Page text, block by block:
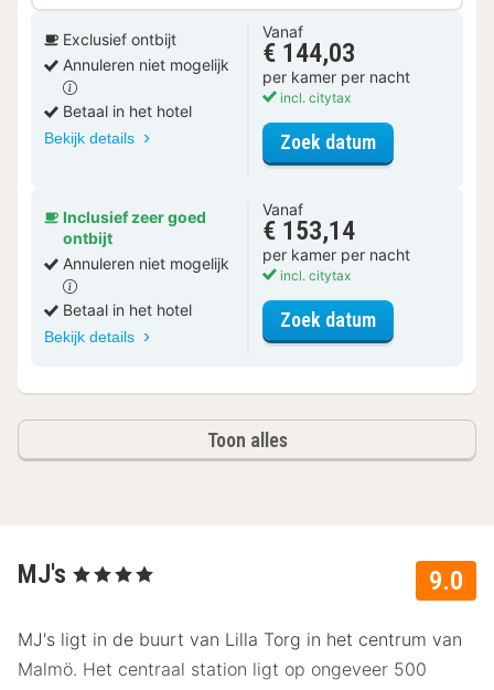
Exclusief ontbijt
Annuleren niet mogelijk
Betaal in het hotel
Bekijk details
Vanaf
€ 144,03
per kamer per nacht
incl. citytax
Zoek datumvoor
Inclusief zeer goed
ontbijt
Annuleren niet mogelijk
Betaal in het hotel
Bekijk details
Vanaf
€ 153,14
per kamer per nacht
incl. citytax
Zoek datumvoor Xtra
Toon alles
9.0
MJ's , 4 Sterren
MJ's ligt in de buurt van Lilla Torg in het centrum van
Malmö. Het centraal station ligt op ongeveer 500